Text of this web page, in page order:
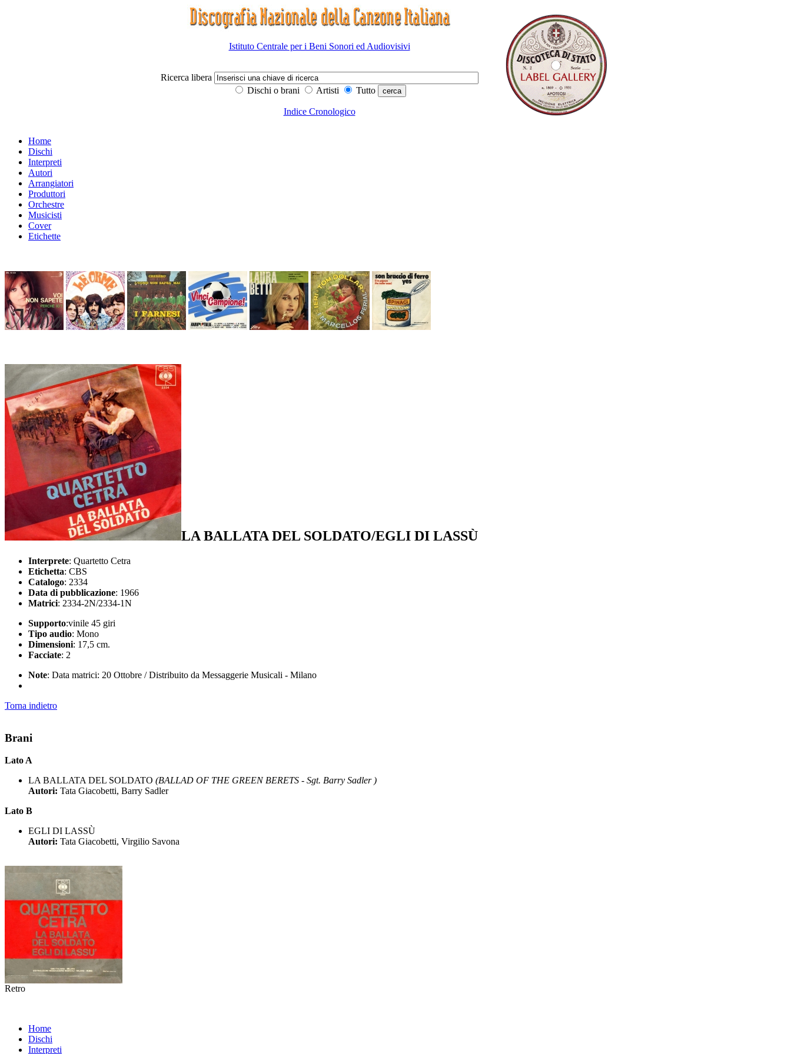
Istituto Centrale per i Beni Sonori ed Audiovisivi
Ricerca libera
Dischi o brani
Artisti Tutto
Indice Cronologico
Home
Dischi
Interpreti
Autori
Arrangiatori
Produttori
Orchestre
Musicisti
Cover
Etichette
LA BALLATA DEL SOLDATO/EGLI DI LASSÙ
Interprete: Quartetto Cetra
Etichetta: CBS
Catalogo: 2334
Data di pubblicazione: 1966
Matrici: 2334-2N/2334-1N
Supporto:vinile 45 giri
Tipo audio: Mono
Dimensioni: 17,5 cm.
Facciate: 2
Note: Data matrici: 20 Ottobre / Distribuito da Messaggerie Musicali - Milano
Torna indietro
Brani
Lato A
LA BALLATA DEL SOLDATO (BALLAD OF THE GREEN BERETS - Sgt. Barry Sadler )
Autori: Tata Giacobetti, Barry Sadler
Lato B
EGLI DI LASSÙ
Autori: Tata Giacobetti, Virgilio Savona
Retro
Home
Dischi
Interpreti